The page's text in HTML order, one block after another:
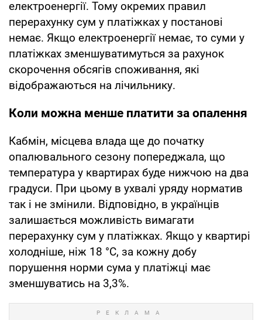
електроенергії. Тому окремих правил
перерахунку сум у платіжках у постанові
немає. Якщо електроенергії немає, то суми у
платіжках зменшуватимуться за рахунок
скорочення обсягів споживання, які
відображаються на лічильнику.
Коли можна менше платити за опалення
Кабмін, місцева влада ще до початку
опалювального сезону попереджала, що
температура у квартирах буде нижчою на два
градуси. При цьому в ухвалі уряду норматив
так і не змінили. Відповідно, в українців
залишається можливість вимагати
перерахунку сум у платіжках. Якщо у квартирі
холодніше, ніж 18 °С, за кожну добу
порушення норми сума у платіжці має
зменшуватись на 3,3%.